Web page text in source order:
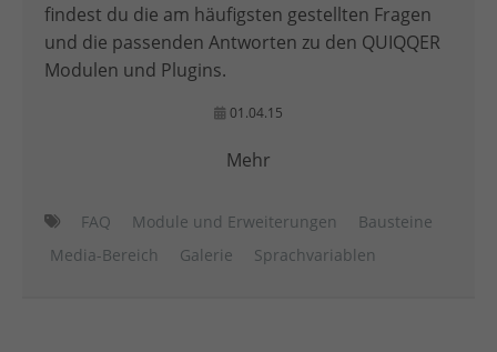
findest du die am häufigsten gestellten Fragen
und die passenden Antworten zu den QUIQQER
Modulen und Plugins.
01.04.15
Mehr
FAQ Module und Erweiterungen
Bausteine
Media-Bereich
Galerie Sprachvariablen